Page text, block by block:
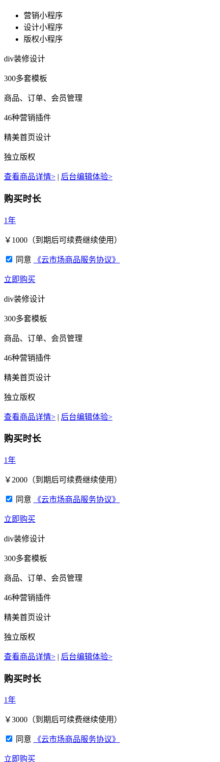
营销小程序
设计小程序
版权小程序
div装修设计
300多套模板
商品、订单、会员管理
46种营销插件
精美首页设计
独立版权
查看商品详情> | 后台编辑体验>
购买时长
1年
￥ 1000 （到期后可续费继续使用）
同意 《云市场商品服务协议》
立即购买
div装修设计
300多套模板
商品、订单、会员管理
46种营销插件
精美首页设计
独立版权
查看商品详情> | 后台编辑体验>
购买时长
1年
￥ 2000 （到期后可续费继续使用）
同意 《云市场商品服务协议》
立即购买
div装修设计
300多套模板
商品、订单、会员管理
46种营销插件
精美首页设计
独立版权
查看商品详情> | 后台编辑体验>
购买时长
1年
￥3000 （到期后可续费继续使用）
同意 《云市场商品服务协议》
立即购买